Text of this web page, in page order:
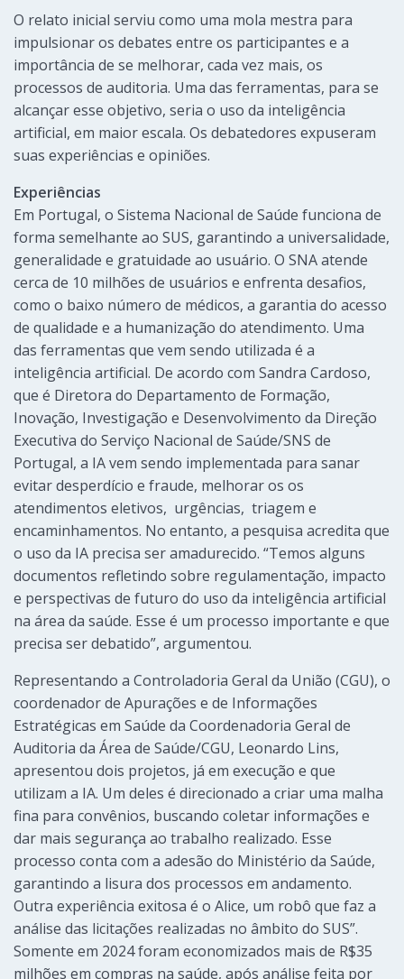
O relato inicial serviu como uma mola mestra para
impulsionar os debates entre os participantes e a
importância de se melhorar, cada vez mais, os
processos de auditoria. Uma das ferramentas, para se
alcançar esse objetivo, seria o uso da inteligência
artificial, em maior escala. Os debatedores expuseram
suas experiências e opiniões.
Experiências
Em Portugal, o Sistema Nacional de Saúde funciona de
forma semelhante ao SUS, garantindo a universalidade,
generalidade e gratuidade ao usuário. O SNA atende
cerca de 10 milhões de usuários e enfrenta desafios,
como o baixo número de médicos, a garantia do acesso
de qualidade e a humanização do atendimento. Uma
das ferramentas que vem sendo utilizada é a
inteligência artificial. De acordo com Sandra Cardoso,
que é Diretora do Departamento de Formação,
Inovação, Investigação e Desenvolvimento da Direção
Executiva do Serviço Nacional de Saúde/SNS de
Portugal, a IA vem sendo implementada para sanar
evitar desperdício e fraude, melhorar os os
atendimentos eletivos, urgências, triagem e
encaminhamentos. No entanto, a pesquisa acredita que
o uso da IA precisa ser amadurecido. “Temos alguns
documentos refletindo sobre regulamentação, impacto
e perspectivas de futuro do uso da inteligência artificial
na área da saúde. Esse é um processo importante e que
precisa ser debatido”, argumentou.
Representando a Controladoria Geral da União (CGU), o
coordenador de Apurações e de Informações
Estratégicas em Saúde da Coordenadoria Geral de
Auditoria da Área de Saúde/CGU, Leonardo Lins,
apresentou dois projetos, já em execução e que
utilizam a IA. Um deles é direcionado a criar uma malha
fina para convênios, buscando coletar informações e
dar mais segurança ao trabalho realizado. Esse
processo conta com a adesão do Ministério da Saúde,
garantindo a lisura dos processos em andamento.
Outra experiência exitosa é o Alice, um robô que faz a
análise das licitações realizadas no âmbito do SUS”.
Somente em 2024 foram economizados mais de R$35
milhões em compras na saúde, após análise feita por